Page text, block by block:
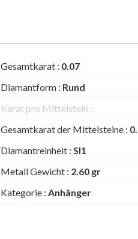
Gesamtkarat : 0.07
Diamantform : Rund
Karat pro Mittelstein :
Gesamtkarat der Mittelsteine :
Diamantreinheit : SI1
Metall Gewicht : 2.60 gr
Kategorie : Anhänger